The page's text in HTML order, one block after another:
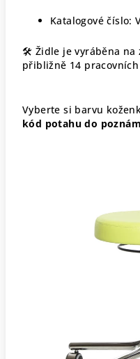
Katalogové číslo:
🛠 Židle je vyráběna na
přibližně 14
Vyberte si barvu
kód potahu do